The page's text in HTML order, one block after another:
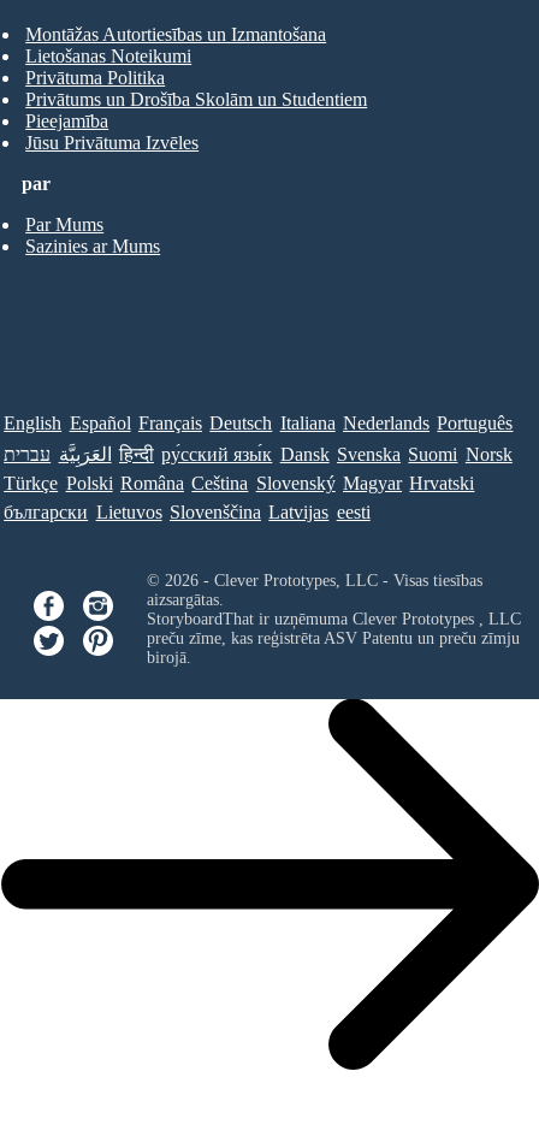
par
Par Mums
Sazinies ar Mums
Montāžas Autortiesības un Izmantošana
Lietošanas Noteikumi
Privātuma Politika
Privātums un Drošība Skolām un Studentiem
Pieejamība
Jūsu Privātuma Izvēles
English Español Français Deutsch Italiana Nederlands Português
עברית العَرَبِيَّة हिन्दी ру́сский язы́к Dansk Svenska Suomi Norsk
Türkçe Polski Româna Ceština Slovenský Magyar Hrvatski
български Lietuvos Slovenščina Latvijas eesti
© 2026 - Clever Prototypes, LLC - Visas tiesības
aizsargātas.
StoryboardThat ir uzņēmuma Clever Prototypes , LLC
preču zīme, kas reģistrēta ASV Patentu un preču zīmju
birojā.